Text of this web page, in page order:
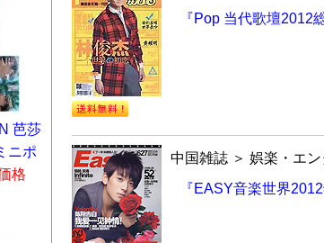
芭莎
ニポ
格
『Pop 当代歌壇2012
中国雑誌 ＞ 娯楽・エン
『EASY音楽世界2012